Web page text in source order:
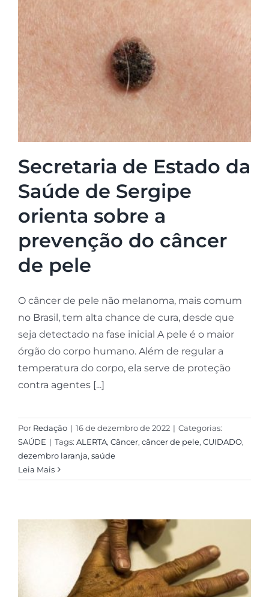
Secretaria de Estado da
Saúde de Sergipe
orienta sobre a
prevenção do câncer
de pele
O câncer de pele não melanoma, mais comum
no Brasil, tem alta chance de cura, desde que
seja detectado na fase inicial A pele é o maior
órgão do corpo humano. Além de regular a
temperatura do corpo, ela serve de proteção
contra agentes [...]
Por Redação | 16 de dezembro de 2022 | Categorias:
SAÚDE | Tags: ALERTA, Câncer, câncer de pele, CUIDADO,
dezembro laranja, saúde
Leia Mais